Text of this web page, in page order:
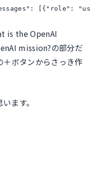
[{"role":
is the OpenAI
mission?の部分だ
ボタンからさっき作
ます。